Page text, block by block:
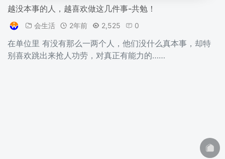
越没本事的人，越喜欢做这几件事-共勉！
会生活 2年前 2,525 0
在单位里 有没有那么一两个人，他们没什么真本事，却特
别喜欢跳出来抢人功劳，对真正有能力的……